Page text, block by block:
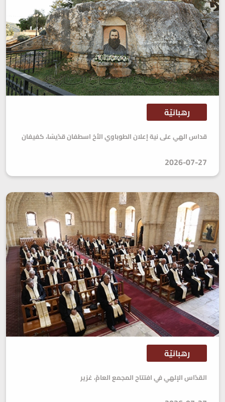
رهبانيّة
قداس الهي على نية إعلان الطوباوي الأخ اسطفان قدّيسًا، كفيفان
2026-07-27
رهبانيّة
القدّاس الإلهي في افتتاح المجمع العامّ، غزير